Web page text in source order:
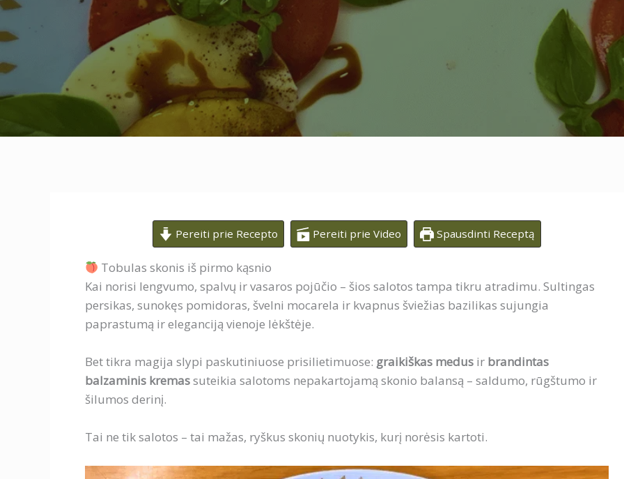
Pereiti prie Recepto Pereiti prie Video Spausdinti Receptą
Tobulas skonis iš pirmo kąsnio
Kai norisi lengvumo, spalvų ir vasaros pojūčio – šios salotos tampa tikru atradimu. Sultingas
persikas, sunokęs pomidoras, švelni mocarela ir kvapnus šviežias bazilikas sujungia
paprastumą ir eleganciją vienoje lėkštėje.
Bet tikra magija slypi paskutiniuose prisilietimuose: graikiškas medus ir brandintas
balzaminis kremassuteikia salotoms nepakartojamą skonio balansą – saldumo, rūgštumo ir
šilumos derinį.
Tai ne tik salotos – tai mažas, ryškus skonių nuotykis, kurį norėsis kartoti.